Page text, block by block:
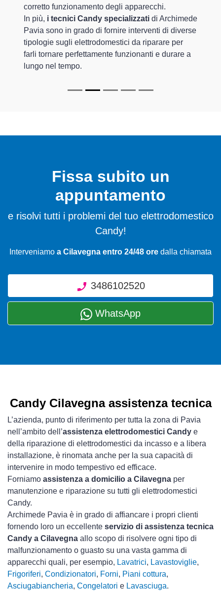
corretto funzionamento degli apparecchi.
In più, i tecnici Candy specializzati di Archimede
Pavia sono in grado di fornire interventi di diverse
tipologie sugli elettrodomestici da riparare per
farli tornare perfettamente funzionanti e durare a
lungo nel tempo.
Fissa subito un
appuntamento
e risolvi tutti i problemi del tuo elettrodomestico
Candy!
Interveniamo a Cilavegna entro 24/48 ore dalla chiamata
3486102520
WhatsApp
Candy Cilavegna assistenza tecnica
L’azienda, punto di riferimento per tutta la zona di Pavia
nell’ambito dell’assistenza elettrodomestici Candy e
della riparazione di elettrodomestici da incasso e a libera
installazione, è rinomata anche per la sua capacità di
intervenire in modo tempestivo ed efficace.
Forniamo assistenza a domicilio a Cilavegna per
manutenzione e riparazione su tutti gli elettrodomestici
Candy.
Archimede Pavia è in grado di affiancare i propri clienti
fornendo loro un eccellente servizio di assistenza tecnica
Candy a Cilavegna allo scopo di risolvere ogni tipo di
malfunzionamento o guasto su una vasta gamma di
apparecchi quali, per esempio, Lavatrici, Lavastoviglie,
Frigoriferi, Condizionatori, Forni, Piani cottura,
Asciugabiancheria, Congelatori e Lavasciuga.